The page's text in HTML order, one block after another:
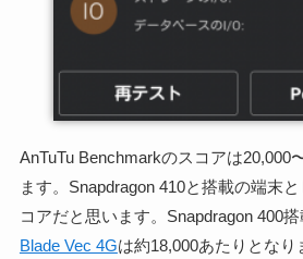
AnTuTu Benchmarkのスコアは20,000
ます。Snapdragon 410と搭載の端末
コアだと思います。Snapdragon 400
Blade Vec 4Gは約18,000あたりとなり